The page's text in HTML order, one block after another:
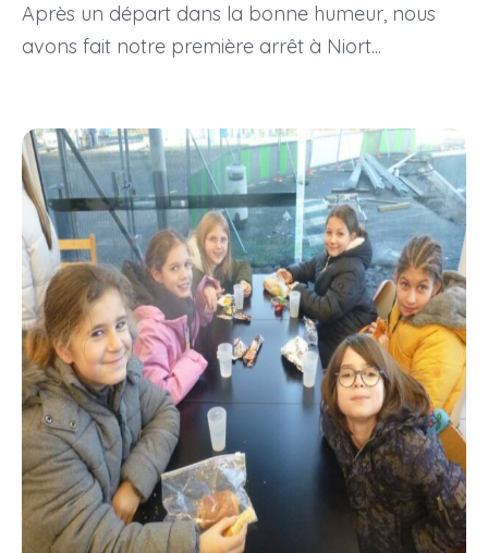
Après un départ dans la bonne humeur, nous
avons fait notre première arrêt à Niort...